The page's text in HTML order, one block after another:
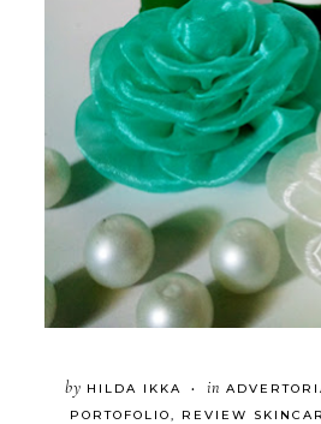
by HILDA IKKA • in
PORTOFOLIO, REVIEW